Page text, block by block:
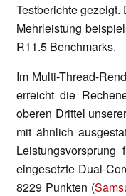
Testberichte gezeigt.
Mehrleistung
R11.5 Benchmarks.
Im Multi-Thread-
erreicht die
oberen Drittel
mit ähnlich
eingesetzte Dual-
8229 Punkten (